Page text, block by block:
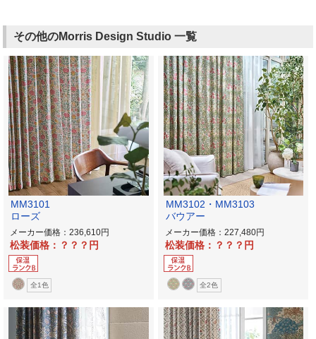
その他のMorris Design Studio 一覧
MM3101
ローズ
メーカー価格：236,610
松装価格：？？？
全1色
MM3102・MM3103
バウアー
メーカー価格：227,480
松装価格：？？？
全2色